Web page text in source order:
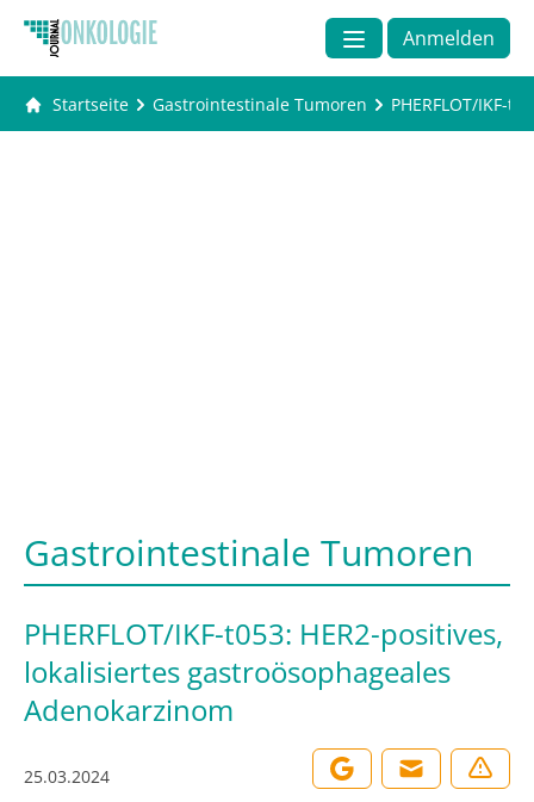
Anmelden
Startseite Gastrointestinale Tumoren PHERFLOT/IKF-
Gastrointestinale Tumoren
PHERFLOT/IKF-t053: HER2-positives,
lokalisiertes gastroösophageales
Adenokarzinom
25.03.2024